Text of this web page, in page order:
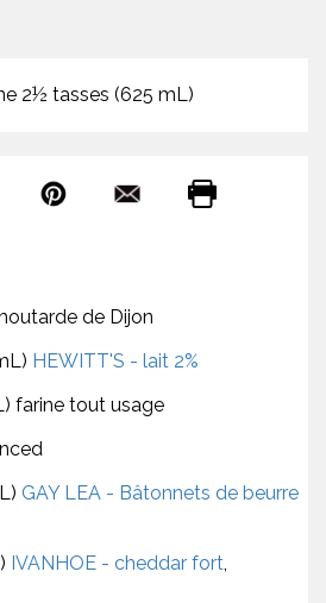
2½ tasses (625 mL)
de Dijon
HEWITT'S - lait 2%
farine tout usage
GAY LEA - Bâtonnets de beurre
IVANHOE - cheddar fort,